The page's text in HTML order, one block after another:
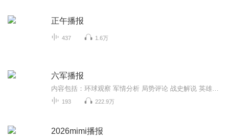
正午播报
437 1.6万
六军播报
193 222.9万
2026mimi播报